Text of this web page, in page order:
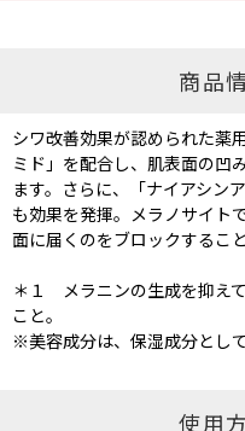
商品
シワ改善効果が認められた薬
ミド」を配合し、肌表面の凹
ます。さらに、「ナイアシン
も効果を発揮。メラノサイト
面に届くのをブロックするこ
＊１ メラニンの生成を抑え
こと。
※美容成分は、保湿成分として
使用